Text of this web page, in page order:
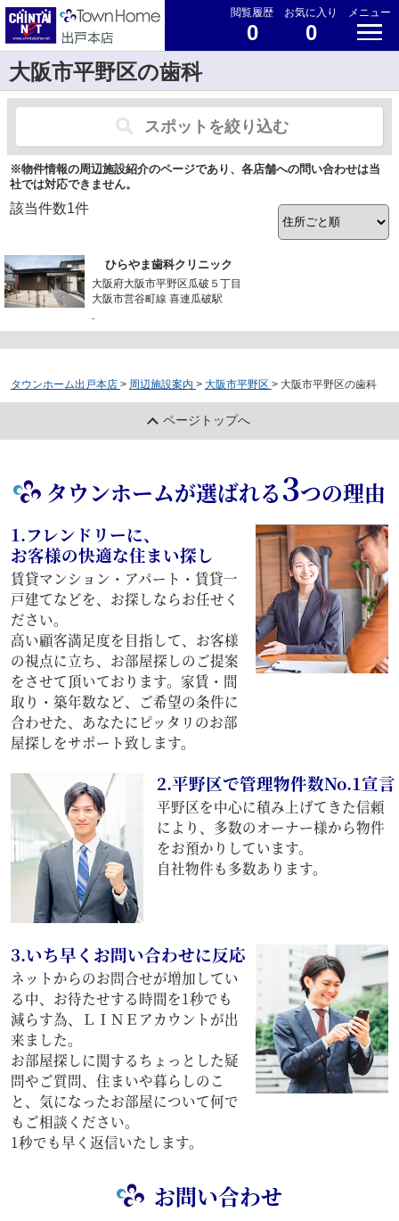
閲覧履歴
0
お気に入り
0
メニュー
大阪市平野区の歯科
スポットを絞り込む
※物件情報の周辺施設紹介のページであり、各店舗への問い合わせは当
社では対応できません。
該当件数1件
ひらやま歯科クリニック
大阪府大阪市平野区瓜破５丁目
大阪市営谷町線 喜連瓜破駅
-
タウンホーム出戸本店 > 周辺施設案内 > 大阪市平野区 > 大阪市平野区の歯科
ページトップへ
タウンホームが選ばれる3つの理由
1.フレンドリーに、
お客様の快適な住まい探し
賃貸マンション・アパート・賃貸一
戸建てなどを、お探しならお任せく
ださい。
高い顧客満足度を目指して、お客様
の視点に立ち、お部屋探しのご提案
をさせて頂いております。家賃・間
取り・築年数など、ご希望の条件に
合わせた、あなたにピッタリのお部
屋探しをサポート致します。
2.平野区で管理物件数No.1宣言
平野区を中心に積み上げてきた信頼
により、多数のオーナー様から物件
をお預かりしています。
自社物件も多数あります。
3.いち早くお問い合わせに反応
ネットからのお問合せが増加してい
る中、お待たせする時間を1秒でも
減らす為、ＬＩＮＥアカウントが出
来ました。
お部屋探しに関するちょっとした疑
問やご質問、住まいや暮らしのこ
と、気になったお部屋について何で
もご相談ください。
1秒でも早く返信いたします。
お問い合わせ